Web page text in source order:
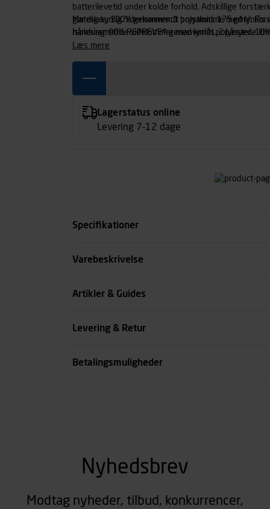
batterilevetid under kolde forhold. Adskillige
gør dig synlig. Yderlommer: 1 brystlomme med
håndvarmende sidelommer med lynlås, 2 påsyede
Inderlommer: 1 lomme med lynlås, 1 sidelomme af
Materiale: 100% genanvendt polyamid, 175 g/m².
Isolering: 90% REPREVE® genanvendt polyester,
ærmer, 60 g/m² i hætte. For: 100% polyamid.
læs mere
Lagerstatus online
Levering 7-12 dage
Specifikationer
Størrelse
Varebeskrivelse
Artikler & Guides
Levering & Retur
Betalingsmuligheder
Nyhedsbrev
Modtag nyheder, tilbud, konkurrencer,